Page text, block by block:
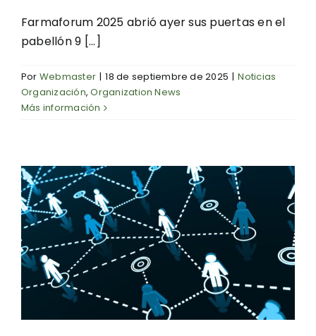
Farmaforum 2025 abrió ayer sus puertas en el
pabellón 9 [...]
Por Webmaster | 18 de septiembre de 2025 | Noticias
Organización,Organization News
Más información